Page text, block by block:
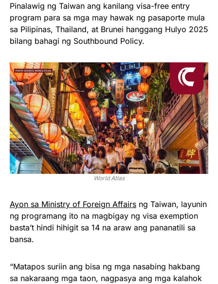
Pinalawig ng Taiwan ang kanilang visa-free entry
program para sa mga may hawak ng pasaporte mula
sa Pilipinas, Thailand, at Brunei hanggang Hulyo 2025
bilang bahagi ng Southbound Policy.
World Atlas
Ayon sa Ministry of Foreign Affairs ng Taiwan, layunin
ng programang ito na magbigay ng visa exemption
basta’t hindi hihigit sa 14 na araw ang pananatili sa
bansa.
“Matapos suriin ang bisa ng mga nasabing hakbang
sa nakaraang mga taon, nagpasya ang mga kalahok